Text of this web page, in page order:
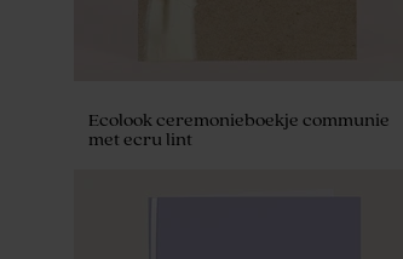
Ecolook ceremonieboekje communie
met ecru lint